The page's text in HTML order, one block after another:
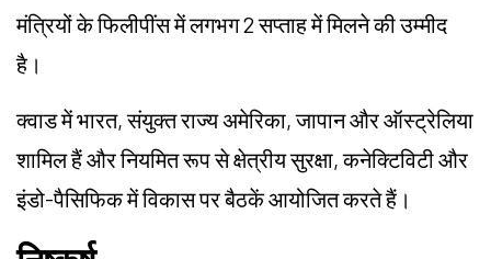
मंत्रियों के फिलीपींस में लगभग 2 सप्ताह में मिलने की उम्मीद
है।
क्वाड में भारत, संयुक्त राज्य अमेरिका, जापान और ऑस्ट्रेलिया
शामिल हैं और नियमित रूप से क्षेत्रीय सुरक्षा, कनेक्टिविटी और
इंडो-पैसिफिक में विकास पर बैठकें आयोजित करते हैं।